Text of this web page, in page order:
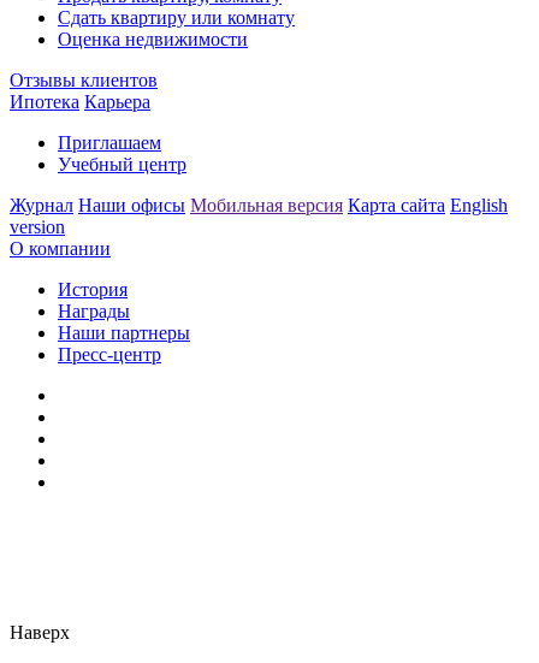
Сдать квартиру или комнату
Оценка недвижимости
Отзывы клиентов
Ипотека Карьера
Приглашаем
Учебный центр
Журнал Наши офисы Мобильная версия Карта сайта English
version
О компании
История
Награды
Наши партнеры
Пресс-центр
Наверх